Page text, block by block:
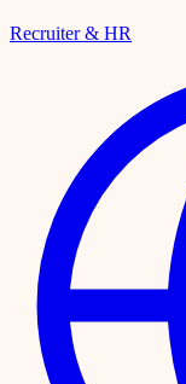
Recruiter & HR